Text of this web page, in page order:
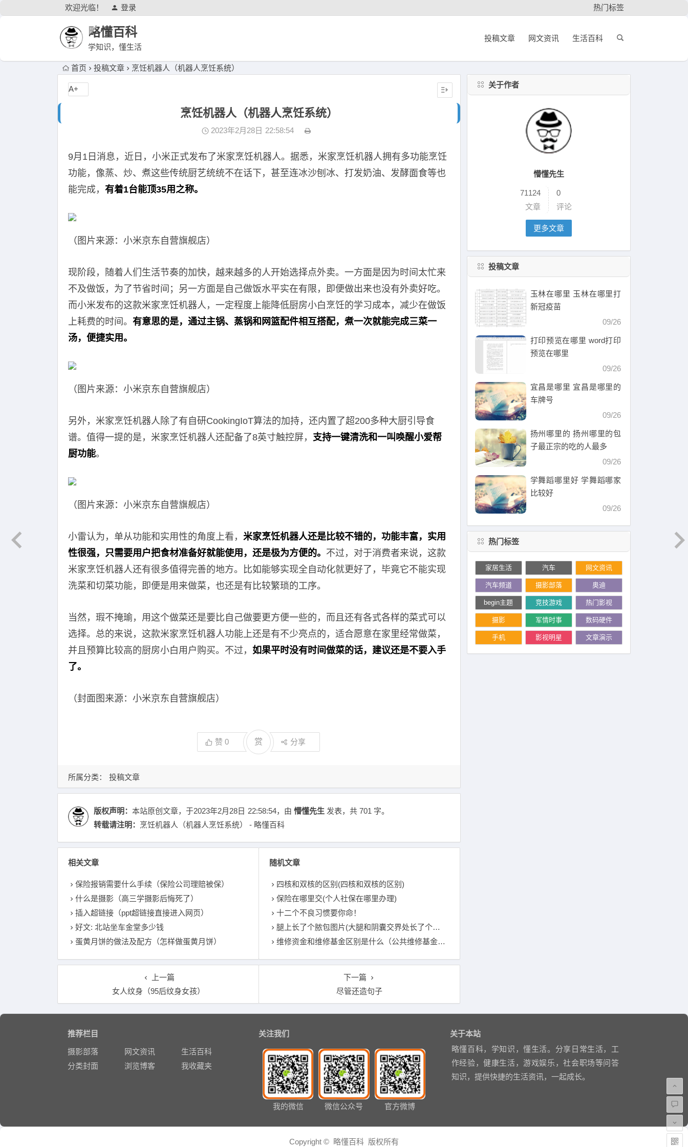
欢迎光临！ 登录 热门标签
略懂百科
学知识，懂生活
投稿文章 网文资讯 生活百科
首页 投稿文章 烹饪机器人（机器人烹饪系统）
烹饪机器人（机器人烹饪系统）
2023年2月28日 22:58:54
9月1日消息，近日，小米正式发布了米家烹饪机器人。据悉，米家烹饪机器人拥有多功能烹饪
功能，像蒸、炒、煮这些传统厨艺统统不在话下，甚至连冰沙刨冰、打发奶油、发酵面食等也
能完成， 有着1台能顶35用之称。
（图片来源：小米京东自营旗舰店）
现阶段，随着人们生活节奏的加快，越来越多的人开始选择点外卖。一方面是因为时间太忙来
不及做饭，为了节省时间；另一方面是自己做饭水平实在有限，即便做出来也没有外卖好吃。
而小米发布的这款米家烹饪机器人，一定程度上能降低厨房小白烹饪的学习成本，减少在做饭
上耗费的时间。 有意思的是，通过主锅、蒸锅和网篮配件相互搭配，煮一次就能完成三菜一
汤，便捷实用。
（图片来源：小米京东自营旗舰店）
另外，米家烹饪机器人除了有自研CookingIoT算法的加持，还内置了超200多种大厨引导食
谱。值得一提的是，米家烹饪机器人还配备了8英寸触控屏， 支持一键清洗和一叫唤醒小爱帮
厨功能。
（图片来源：小米京东自营旗舰店）
小雷认为，单从功能和实用性的角度上看， 米家烹饪机器人还是比较不错的，功能丰富，实用
性很强，只需要用户把食材准备好就能使用，还是极为方便的。 不过，对于消费者来说，这款
米家烹饪机器人还有很多值得完善的地方。比如能够实现全自动化就更好了，毕竟它不能实现
洗菜和切菜功能，即便是用来做菜，也还是有比较繁琐的工序。
当然，瑕不掩瑜，用这个做菜还是要比自己做要更方便一些的，而且还有各式各样的菜式可以
选择。总的来说，这款米家烹饪机器人功能上还是有不少亮点的，适合愿意在家里经常做菜，
并且预算比较高的厨房小白用户购买。不过， 如果平时没有时间做菜的话，建议还是不要入手
了。
（封面图来源：小米京东自营旗舰店）
赞 0 赏 分享
A+
所属分类： 投稿文章
版权声明： 本站原创文章，于2023年2月28日 22:58:54，由 懵懂先生 发表，共 701 字。
转载请注明： 烹饪机器人（机器人烹饪系统） - 略懂百科
相关文章
保险报销需要什么手续（保险公司理赔被保）
什么是摄影（高三学摄影后悔死了）
插入超链接（ppt超链接直接进入网页）
好文: 北站坐车金堂多少钱
蛋黄月饼的做法及配方（怎样做蛋黄月饼）
随机文章
四核和双核的区别(四核和双核的区别)
保险在哪里交(个人社保在哪里办理)
十二个不良习惯要你命！
腿上长了个脓包图片(大腿和阴囊交界处长了个疙瘩)
维修资金和维修基金区别是什么（公共维修基金最新政策）
上一篇
女人纹身（95后纹身女孩）
下一篇
尽管还造句子
关于作者
懵懂先生
71124
文章
0
评论
更多文章
投稿文章
玉林在哪里 玉林在哪里打
新冠疫苗
09/26
打印预览在哪里 word打印
预览在哪里
09/26
宜昌是哪里 宜昌是哪里的
车牌号
09/26
扬州哪里的 扬州哪里的包
子最正宗的吃的人最多
09/26
学舞蹈哪里好 学舞蹈哪家
比较好
09/26
热门标签
家居生活 汽车 网文资讯
汽车频道 摄影部落 奥迪
begin主题 竞技游戏 热门影视
摄影 军情时事 数码硬件
手机 影视明星 文章演示
推荐栏目
摄影部落 网文资讯
生活百科
分类封面
浏览博客 我收藏夹
关注我们
我的微信 微信公众号 官方微博
关于本站
略懂百科，学知识，懂生活。分享日常生活，工
作经验，健康生活，游戏娱乐，社会职场等问答
知识，提供快捷的生活资讯，一起成长。
Copyright © 略懂百科 版权所有